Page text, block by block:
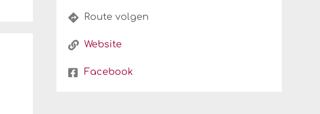
Route volgen
Website
Facebook